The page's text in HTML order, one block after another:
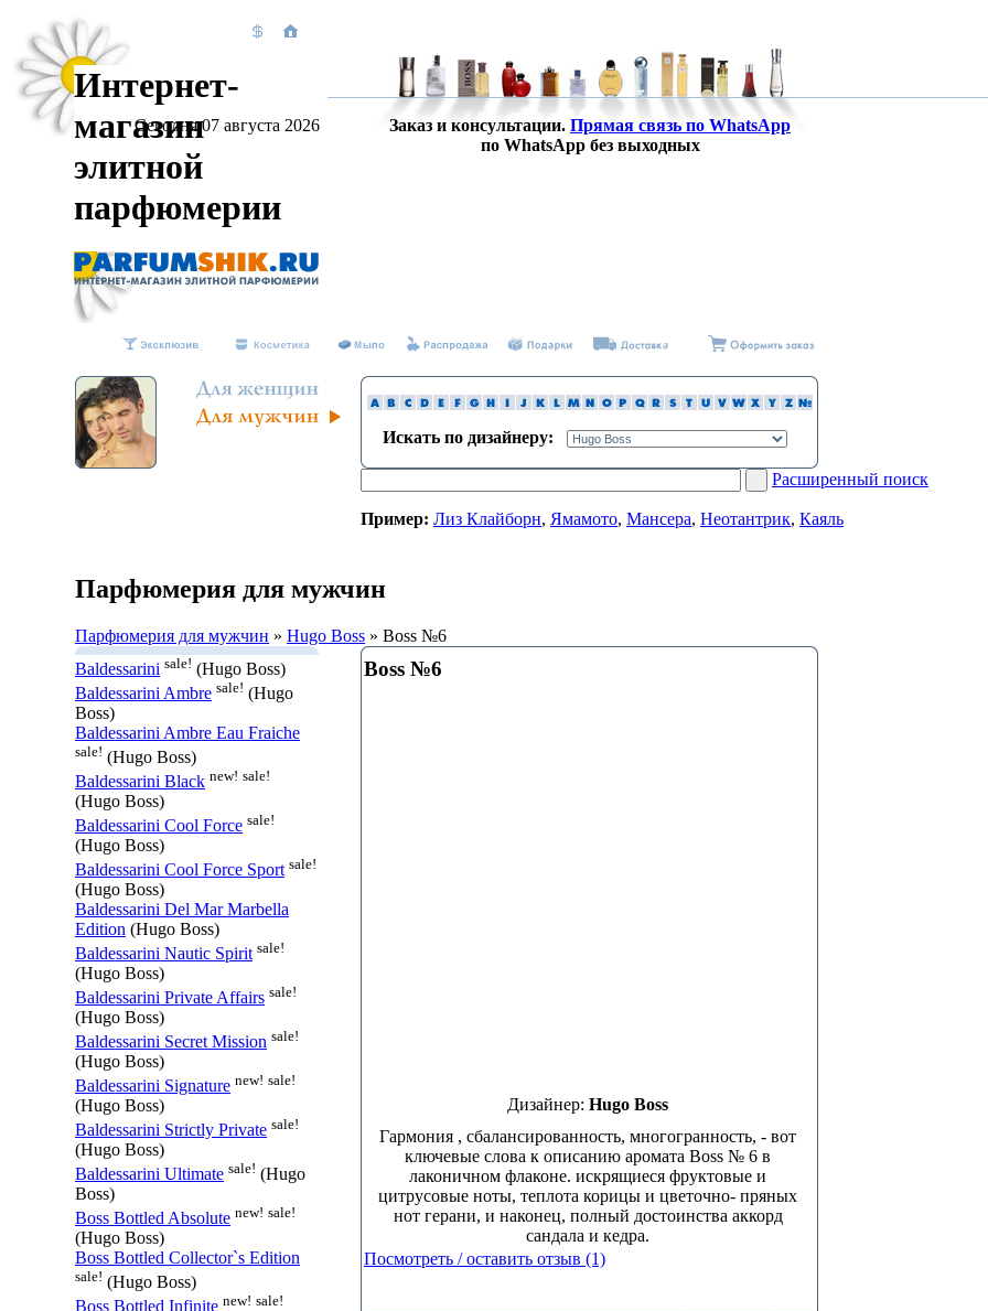
Интернет-
магазин
элитной
парфюмерии
Сегодня 07 августа 2026 Заказ и консультации. Прямая связь по WhatsApp
по WhatsApp без выходных
Искать по дизайнеру:
Расширенный поиск
Пример: Лиз Клайборн, Ямамото, Мансера, Неотантрик, Каяль
Парфюмерия для мужчин
Парфюмерия для мужчин » Hugo Boss » Boss №6
Baldessarini sale! (Hugo Boss)
Baldessarini Ambre sale! (Hugo
Boss)
Baldessarini Ambre Eau Fraiche
sale! (Hugo Boss)
Baldessarini Black new! sale!
(Hugo Boss)
Baldessarini Cool Force sale!
(Hugo Boss)
Baldessarini Cool Force Sport sale!
(Hugo Boss)
Baldessarini Del Mar Marbella
Edition (Hugo Boss)
Baldessarini Nautic Spirit sale!
(Hugo Boss)
Baldessarini Private Affairs sale!
(Hugo Boss)
Baldessarini Secret Mission sale!
(Hugo Boss)
Baldessarini Signature new! sale!
(Hugo Boss)
Baldessarini Strictly Private sale!
(Hugo Boss)
Baldessarini Ultimate sale! (Hugo
Boss)
Boss Bottled Absolute new! sale!
(Hugo Boss)
Boss Bottled Collector`s Edition
sale! (Hugo Boss)
Boss Bottled Infinite new! sale!
Boss №6
Дизайнер: Hugo Boss
Гармония , сбалансированность, многогранность, - вот
ключевые слова к описанию аромата Boss № 6 в
лаконичном флаконе. искрящиеся фруктовые и
цитрусовые ноты, теплота корицы и цветочно- пряных
нот герани, и наконец, полный достоинства аккорд
сандала и кедра.
Посмотреть / оставить отзыв (1)